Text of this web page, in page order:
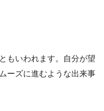
もいわれます。自分が望
ーズに進むような出来事